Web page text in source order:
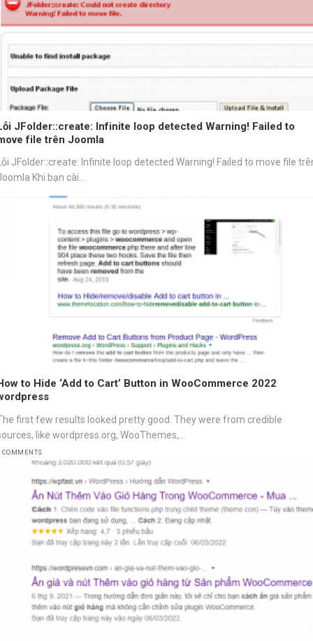
JFolder::create: Infinite loop detected Warning! Failed to
file trên Joomla
JFolder::create: Infinite loop detected Warning! Failed to move file
Khi bạn cài...
to Hide ‘Add to Cart’ Button in WooCommerce 2022
first few results looked pretty good. They were from credible
like wordpress.org, WooThemes,...
COMMENTS